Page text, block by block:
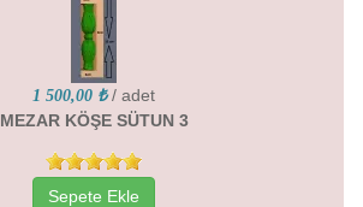
1 500,00 ₺ / adet
MEZAR KÖŞE SÜTUN 3
Sepete Ekle